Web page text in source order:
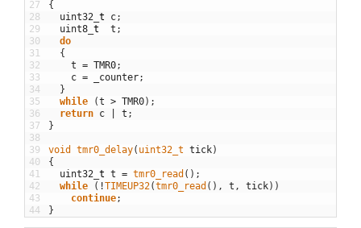
27
28
29
30
31
32
33
34
35
36
37
38
39
40
41
42
43
44
{
uint32 t c;
uint8 t t ;
do
{
t = TMR0;
c = _counter;
}
while
(t > TMR0) ;
return c t ;
}
void tmr0_delay( uint32_t tick)
{
uint32 t t = tmr0_read ( ) ;
while
( !TIMEUP32(tmr0_read ( ) , t , tick) )
continue;
}